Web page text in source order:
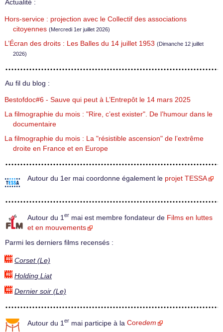
Actualité :
Hors-service : projection avec le Collectif des associations
citoyennes (Mercredi 1er juillet 2026)
L’Écran des droits : Les Balles du 14 juillet 1953 (Dimanche 12 juillet
2026)
Au fil du blog :
Bestofdoc#6 - Sauve qui peut à L’Entrepôt le 14 mars 2025
La filmographie du mois : "Rire, c’est exister". De l’humour dans le
documentaire
La filmographie du mois : La "résistible ascension" de l’extrême
droite en France et en Europe
Autour du 1er mai coordonne également le projet TESSA
Autour du 1 er mai est membre fondateur de Films en luttes
et en mouvements
Parmi les derniers films recensés :
Corset (Le)
Holding Liat
Dernier soir (Le)
Autour du 1 er mai participe à la Coredem